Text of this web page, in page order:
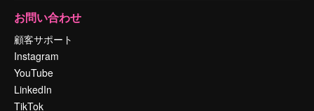
お問い合わせ
顧客サポート
Instagram
YouTube
LinkedIn
TikTok